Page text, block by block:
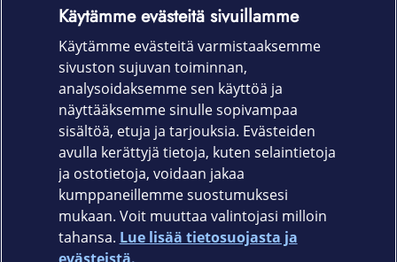
ulkoiselle kovalevylle, mediantoisto
VESA: 300 x 300 tuki
Takuu
24 kk
Elisa.fi
Käytämme evästeitä sivuillamme
Käytämme evästeitä varmistaaksemme
sivuston sujuvan toiminnan,
analysoidaksemme sen käyttöä ja
näyttääksemme sinulle sopivampaa
sisältöä, etuja ja tarjouksia. Evästeiden
avulla kerättyjä tietoja, kuten selaintietoja
ja ostotietoja, voidaan jakaa
kumppaneillemme suostumuksesi
mukaan. Voit muuttaa valintojasi milloin
tahansa. Lue lisää tietosuojasta ja